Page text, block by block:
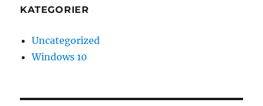
KATEGORIER
Uncategorized
Windows 10